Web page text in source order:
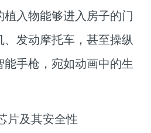
入物能够进入房子的门
发动摩托车，甚至操纵
能手枪，宛如动画中的生
及其安全性